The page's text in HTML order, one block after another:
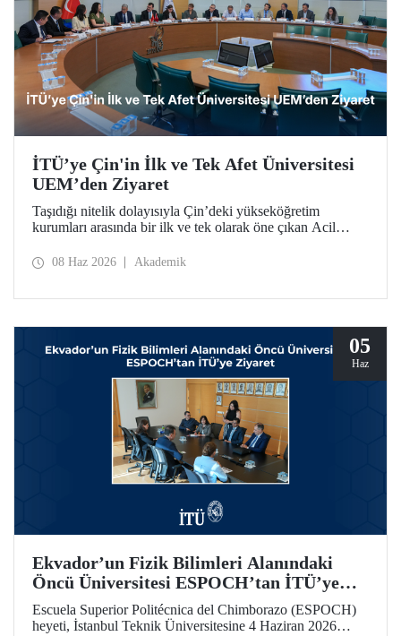
İTÜ’ye Çin'in İlk ve Tek Afet Üniversitesi
UEM’den Ziyaret
Taşıdığı nitelik dolayısıyla Çin’deki yükseköğretim
kurumları arasında bir ilk ve tek olarak öne çıkan Acil
Management – UEM) heyeti, İTÜ’ye ziyarette bulundu.
08 Haz 2026 Akademik
05
Haz
Ekvador’un Fizik Bilimleri Alanındaki
Öncü Üniversitesi ESPOCH’tan İTÜ’ye
Ziyaret
Escuela Superior Politécnica del Chimborazo (ESPOCH)
heyeti, İstanbul Teknik Üniversitesine 4 Haziran 2026